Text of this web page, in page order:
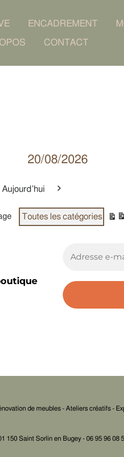
ENCADREMENT
CONTACT
20/08/2026
Aujourd’hui
Toutes les catégories
Vue
de meubles - Ateliers créatifs -
150 Saint Sorlin en Bugey - 06 95 96 08